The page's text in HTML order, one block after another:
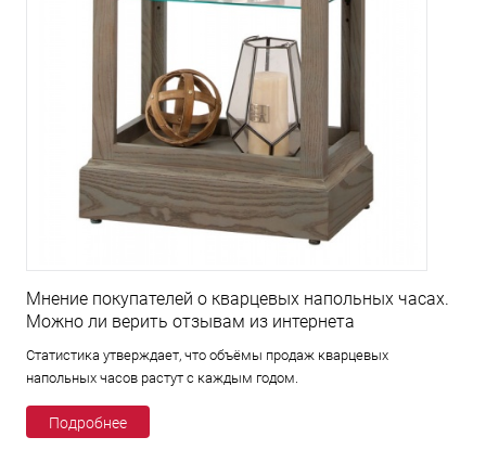
Мнение покупателей о кварцевых напольных часах.
Можно ли верить отзывам из интернета
Статистика утверждает, что объёмы продаж кварцевых
напольных часов растут с каждым годом.
Подробнее